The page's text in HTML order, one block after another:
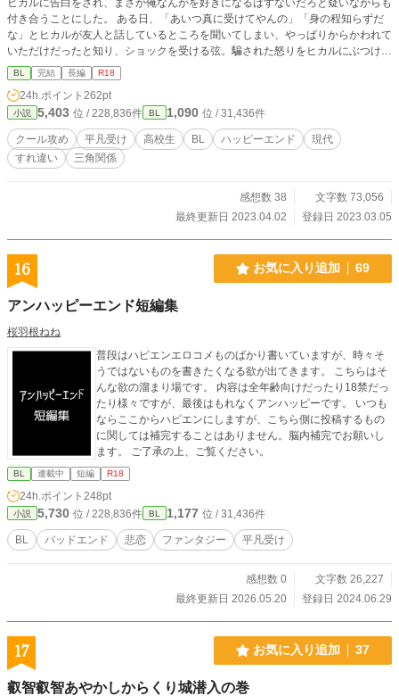
ヒカルに告白をされ、まさか俺なんかを好きになるはずないだろと疑いながらも
付き合うことにした。 ある日、「あいつ真に受けてやんの」「身の程知らずだ
な」とヒカルが友人と話しているところを聞いてしまい、やっぱりからかわれて
いただけだったと知り、ショックを受ける弦。騙された怒りをヒカルにぶつけ
て、ヒカルに別れを告げる——。 葛葉ヒカル（18）高校三年生。財閥次男。完
璧。カリスマ。 弦（18）高校三年生。父子家庭。貧乏。 葛葉一真（20）財閥長
男。爽やかイケメン。
BL 完結 長編 R18
24h.ポイント 262pt
小説 5,403 位 / 228,836件 BL 1,090 位 / 31,436件
クール攻め 平凡受け 高校生 BL ハッピーエンド
現代
すれ違い
三角関係
感想数 38
文字数 73,056
最終更新日 2023.04.02
登録日 2023.03.05
16 お気に入り追加 69
アンハッピーエンド短編集
桜羽根ねね
普段はハピエンエロコメものばかり書いていますが、時々そ
うではないものを書きたくなる欲が出てきます。 こちらはそ
んな欲の溜まり場です。 内容は全年齢向けだったり18禁だっ
たり様々ですが、最後はもれなくアンハッピーです。 いつも
ならここからハピエンにしますが、こちら側に投稿するもの
に関しては補完することはありません。脳内補完でお願いし
ます。 ご了承の上、ご覧ください。
BL 連載中 短編 R18
24h.ポイント 248pt
小説 5,730 位 / 228,836件 BL 1,177 位 / 31,436件
BL バッドエンド 悲恋 ファンタジー 平凡受け
感想数 0
文字数 26,227
最終更新日 2026.05.20
登録日 2024.06.29
17 お気に入り追加 37
叡智叡智あやかしからくり城潜入の巻